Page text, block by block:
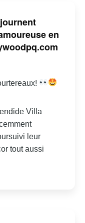
en
Villa
leur
tout aussi